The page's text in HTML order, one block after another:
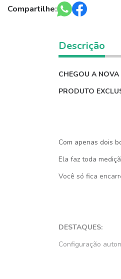
Compartilhe:
Descrição
CHEGOU A
PRODUTO
Com apenas dois
Ela faz toda
Você só fica
DESTAQUES:
Configuração
Modo CLOSE-